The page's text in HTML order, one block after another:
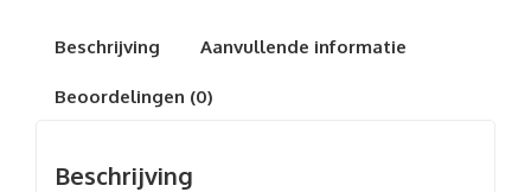
Beschrijving Aanvullende informatie
Beoordelingen (0)
Beschrijving